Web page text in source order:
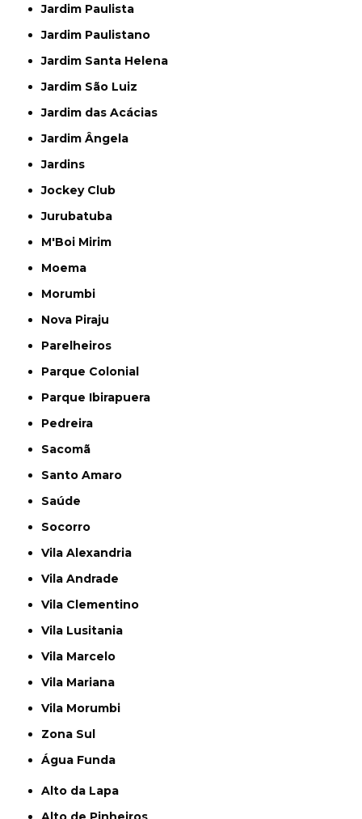
Jardim Paulista
Jardim Paulistano
Jardim Santa Helena
Jardim São Luiz
Jardim das Acácias
Jardim Ângela
Jardins
Jockey Club
Jurubatuba
M'Boi Mirim
Moema
Morumbi
Nova Piraju
Parelheiros
Parque Colonial
Parque Ibirapuera
Pedreira
Sacomã
Santo Amaro
Saúde
Socorro
Vila Alexandria
Vila Andrade
Vila Clementino
Vila Lusitania
Vila Marcelo
Vila Mariana
Vila Morumbi
Zona Sul
Água Funda
Alto da Lapa